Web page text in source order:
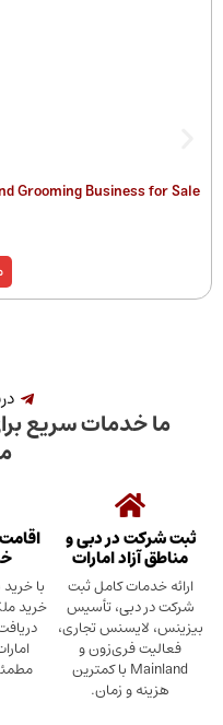
Grooming Business for Sale
ما خدمات سریع
ثبت شرکت در دبی و
مناطق آزاد امارات
ارائه خدمات کامل ثبت
شرکت در دبی، تأسیس
بیزینس، لایسنس تجاری،
فعالیت فری‌زون و
Mainland با کمترین
هزینه و زمان.
با
خرید